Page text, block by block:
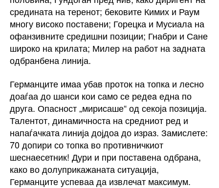
средината на теренот; бековите Кимих и Раум
многу високо поставени; Горецка и Мусиала на
офанзивните средишни позиции; Гнабри и Сане
широко на крилата; Милер на работ на задната
одбранбена линија.
Германците имаа убав проток на топка и лесно
доаѓаа до шанси кои само се редea една по
друга. Опасност „мирисаше“ од секоја позиција.
Талентот, динамичноста на средниот ред и
напаѓачката линија дојдоа до израз. Замислете:
70 допири со топка во противничкиот
шеснаесетник! Дури и при поставена одбрана,
како во долуприкажаната ситуација,
Германците успеваа да извлечат максимум.